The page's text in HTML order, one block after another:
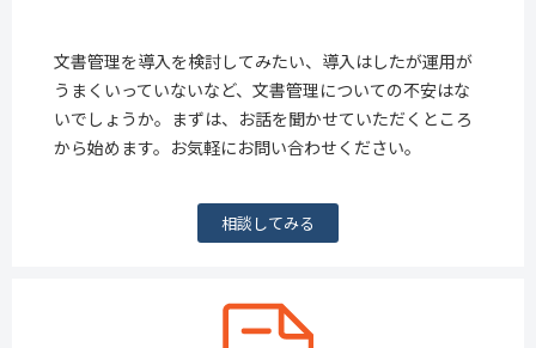
文書管理を導入を検討してみたい、導入はしたが運用が
うまくいっていないなど、文書管理についての不安はな
いでしょうか。まずは、お話を聞かせていただくところ
から始めます。お気軽にお問い合わせください。
相談してみる